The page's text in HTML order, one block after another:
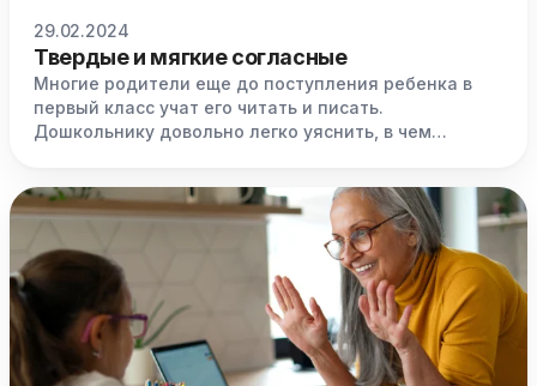
29.02.2024
Твердые и мягкие согласные
Многие родители еще до поступления ребенка в
первый класс учат его читать и писать.
Дошкольнику довольно легко уяснить, в чем
твердых и мягких согласных. В помощь родителям
предлагаем практические рекомендации и
конкретные приемы обучения, которые помогут
ребенку.